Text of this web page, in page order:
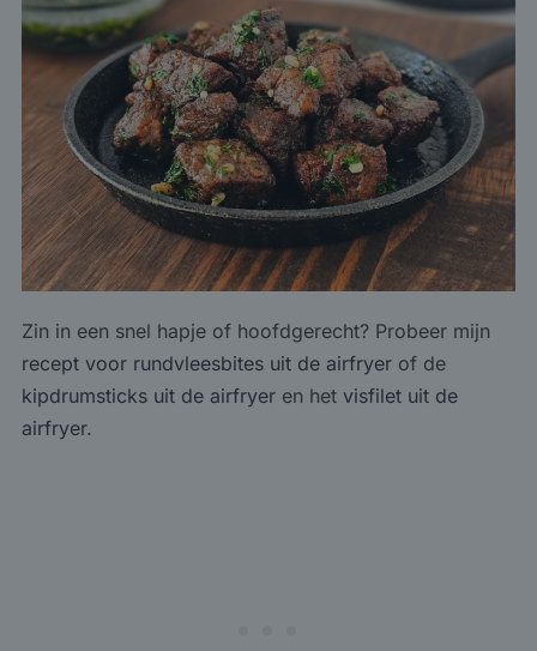
Zin in een snel hapje of hoofdgerecht? Probeer mijn
recept voor rundvleesbites uit de airfryerof de
kipdrumsticks uit de airfryeren het visfilet uit de
airfryer.